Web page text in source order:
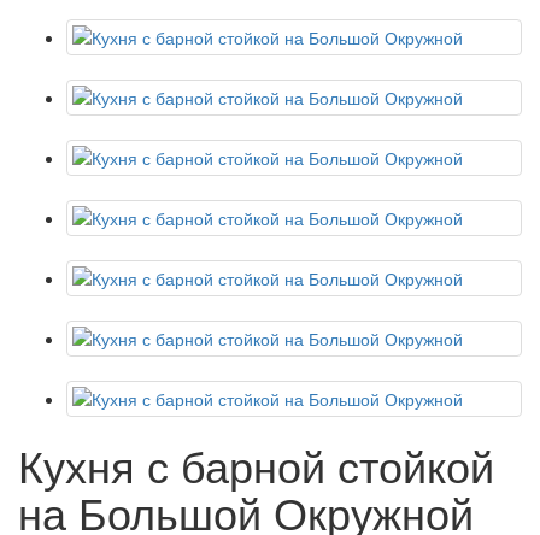
Кухня с барной стойкой
на Большой Окружной